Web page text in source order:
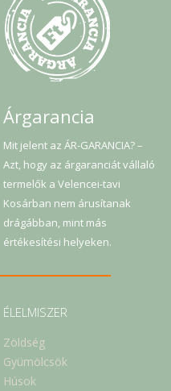
Árgarancia
Mit jelent az ÁR-GARANCIA? –
Azt, hogy az árgaranciát vállaló
termelők a Velencei-tavi
Kosárban nem árusítanak
drágábban, mint más
értékesítési helyeken.
ÉLELMISZER
Zöldség
Gyümölcsök
Húsok